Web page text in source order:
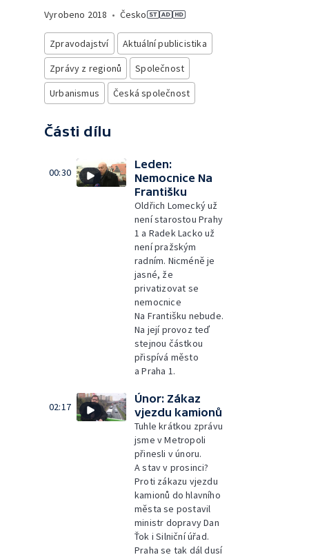
Vyrobeno 2018 • Česko
Zpravodajství
Aktuální publicistika
Zprávy z regionů
Společnost
Urbanismus
Česká společnost
Části dílu
00:30
Leden:
Nemocnice Na
Františku
Oldřich Lomecký už
není starostou Prahy
1 a Radek Lacko už
není pražským
radním. Nicméně je
jasné, že
privatizovat se
nemocnice
Na Františku nebude.
Na její provoz teď
stejnou částkou
přispívá město
a Praha 1.
02:17
Únor: Zákaz
vjezdu kamionů
Tuhle krátkou zprávu
jsme v Metropoli
přinesli v únoru.
A stav v prosinci?
Proti zákazu vjezdu
kamionů do hlavního
města se postavil
ministr dopravy Dan
Ťok i Silniční úřad.
Praha se tak dál dusí